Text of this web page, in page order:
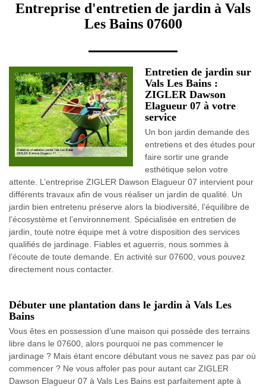
Entreprise d'entretien de jardin à Vals
Les Bains 07600
Entretien de jardin sur
Vals Les Bains :
ZIGLER Dawson
Elagueur 07 à votre
service
Un bon jardin demande des
entretiens et des études pour
faire sortir une grande
esthétique selon votre
attente. L’entreprise ZIGLER Dawson Elagueur 07 intervient pour
différents travaux afin de vous réaliser un jardin de qualité. Un
jardin bien entretenu préserve alors la biodiversité, l’équilibre de
l’écosystème et l’environnement. Spécialisée en entretien de
jardin, toute notre équipe met à votre disposition des services
qualifiés de jardinage. Fiables et aguerris, nous sommes à
l’écoute de toute demande. En activité sur 07600, vous pouvez
directement nous contacter.
Débuter une plantation dans le jardin à Vals Les
Bains
Vous êtes en possession d’une maison qui possède des terrains
libre dans le 07600, alors pourquoi ne pas commencer le
jardinage ? Mais étant encore débutant vous ne savez pas par où
commencer ? Ne vous affoler pas pour autant car ZIGLER
Dawson Elagueur 07 à Vals Les Bains est parfaitement apte à